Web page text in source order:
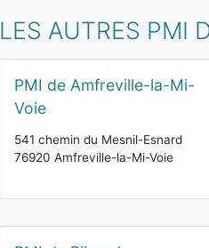
LES AUTRES PMI
PMI de Amfreville-la-Mi-
Voie
541 chemin du Mesnil-Esnard
76920 Amfreville-la-Mi-Voie